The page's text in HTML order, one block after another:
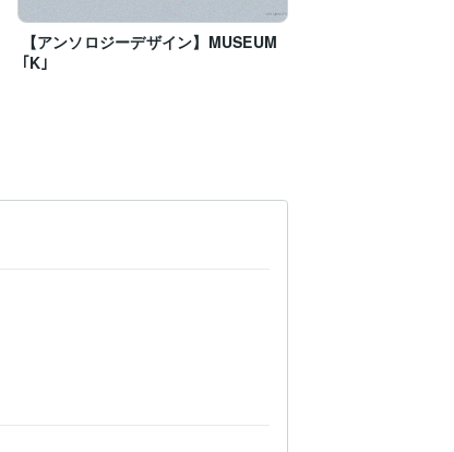
【アンソロジーデザイン】MUSEUM
｢K｣